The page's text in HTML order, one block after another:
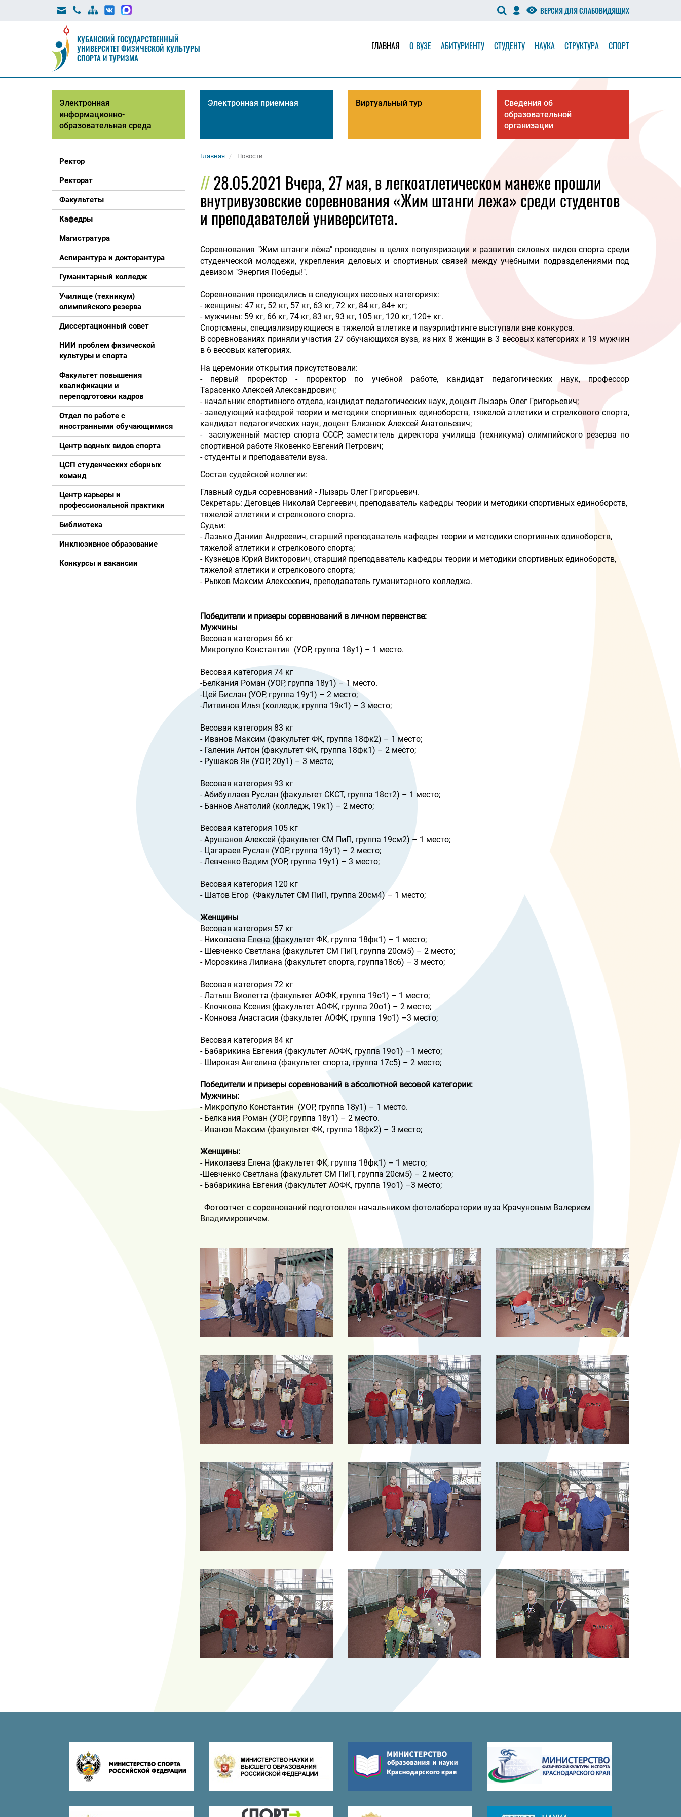
ВЕРСИЯ ДЛЯ СЛАБОВИДЯЩИХ
КУБАНСКИЙ ГОСУДАРСТВЕННЫЙ
УНИВЕРСИТЕТ ФИЗИЧЕСКОЙ КУЛЬТУРЫ
СПОРТА И ТУРИЗМА
ГЛАВНАЯ О ВУЗЕ АБИТУРИЕНТУ СТУДЕНТУ НАУКА СТРУКТУРА СПОРТ
Электронная
информационно-
образовательная среда
Электронная приемная Виртуальный тур
Сведения об
образовательной
организации
Ректор
Ректорат
Факультеты
Кафедры
Магистратура
Аспирантура и докторантура
Гуманитарный колледж
Училище (техникум)
олимпийского резерва
Диссертационный совет
НИИ проблем физической
культуры и спорта
Факультет повышения
квалификации и
переподготовки кадров
Отдел по работе с
иностранными обучающимися
Центр водных видов спорта
ЦСП студенческих сборных
команд
Центр карьеры и
профессиональной практики
Библиотека
Инклюзивное образование
Конкурсы и вакансии
Главная Новости
28.05.2021 Вчера, 27 мая, в легкоатлетическом манеже прошли
внутривузовские соревнования «Жим штанги лежа» среди студентов
и преподавателей университета.
Соревнования "Жим штанги лёжа" проведены в целях популяризации и развития силовых видов спорта среди
студенческой молодежи, укрепления деловых и спортивных связей между учебными подразделениями под
девизом "Энергия Победы!".
Соревнования проводились в следующих весовых категориях:
- женщины: 47 кг, 52 кг, 57 кг, 63 кг, 72 кг, 84 кг, 84+ кг;
- мужчины: 59 кг, 66 кг, 74 кг, 83 кг, 93 кг, 105 кг, 120 кг, 120+ кг.
Спортсмены, специализирующиеся в тяжелой атлетике и пауэрлифтинге выступали вне конкурса.
В соревнованиях приняли участия 27 обучающихся вуза, из них 8 женщин в 3 весовых категориях и 19 мужчин
в 6 весовых категориях.
На церемонии открытия присутствовали:
- первый проректор - проректор по учебной работе, кандидат педагогических наук, профессор
Тарасенко Алексей Александрович;
- начальник спортивного отдела, кандидат педагогических наук, доцент Лызарь Олег Григорьевич;
- заведующий кафедрой теории и методики спортивных единоборств, тяжелой атлетики и стрелкового спорта,
кандидат педагогических наук, доцент Близнюк Алексей Анатольевич;
- заслуженный мастер спорта СССР, заместитель директора училища (техникума) олимпийского резерва по
спортивной работе Яковенко Евгений Петрович;
- студенты и преподаватели вуза.
Состав судейской коллегии:
Главный судья соревнований - Лызарь Олег Григорьевич.
Секретарь: Деговцев Николай Сергеевич, преподаватель кафедры теории и методики спортивных единоборств,
тяжелой атлетики и стрелкового спорта.
Судьи:
- Лазько Даниил Андреевич, старший преподаватель кафедры теории и методики спортивных единоборств,
тяжелой атлетики и стрелкового спорта;
- Кузнецов Юрий Викторович, старший преподаватель кафедры теории и методики спортивных единоборств,
тяжелой атлетики и стрелкового спорта;
- Рыжов Максим Алексеевич, преподаватель гуманитарного колледжа.
Победители и призеры соревнований в личном первенстве:
Мужчины
Весовая категория 66 кг
Микропуло Константин (УОР, группа 18у1) – 1 место.
Весовая категория 74 кг
-Белкания Роман (УОР, группа 18у1) – 1 место.
-Цей Бислан (УОР, группа 19у1) – 2 место;
-Литвинов Илья (колледж, группа 19к1) – 3 место;
Весовая категория 83 кг
- Иванов Максим (факультет ФК, группа 18фк2) – 1 место;
- Галенин Антон (факультет ФК, группа 18фк1) – 2 место;
- Рушаков Ян (УОР, 20у1) – 3 место;
Весовая категория 93 кг
- Абибуллаев Руслан (факультет СКСТ, группа 18ст2) – 1 место;
- Баннов Анатолий (колледж, 19к1) – 2 место;
Весовая категория 105 кг
- Арушанов Алексей (факультет СМ ПиП, группа 19см2) – 1 место;
- Цагараев Руслан (УОР, группа 19у1) – 2 место;
- Левченко Вадим (УОР, группа 19у1) – 3 место;
Весовая категория 120 кг
- Шатов Егор (Факультет СМ ПиП, группа 20см4) – 1 место;
Женщины
Весовая категория 57 кг
- Николаева Елена (факультет ФК, группа 18фк1) – 1 место;
- Шевченко Светлана (факультет СМ ПиП, группа 20см5) – 2 место;
- Морозкина Лилиана (факультет спорта, группа18с6) – 3 место;
Весовая категория 72 кг
- Латыш Виолетта (факультет АОФК, группа 19о1) – 1 место;
- Клочкова Ксения (факультет АОФК, группа 20о1) – 2 место;
- Коннова Анастасия (факультет АОФК, группа 19о1) –3 место;
Весовая категория 84 кг
- Бабарикина Евгения (факультет АОФК, группа 19о1) –1 место;
- Широкая Ангелина (факультет спорта, группа 17с5) – 2 место;
Победители и призеры соревнований в абсолютной весовой категории:
Мужчины:
- Микропуло Константин (УОР, группа 18у1) – 1 место.
- Белкания Роман (УОР, группа 18у1) – 2 место.
- Иванов Максим (факультет ФК, группа 18фк2) – 3 место;
Женщины:
- Николаева Елена (факультет ФК, группа 18фк1) – 1 место;
-Шевченко Светлана (факультет СМ ПиП, группа 20см5) – 2 место;
- Бабарикина Евгения (факультет АОФК, группа 19о1) –3 место;
Фотоотчет с соревнований подготовлен начальником фотолаборатории вуза Крачуновым Валерием
Владимировичем.